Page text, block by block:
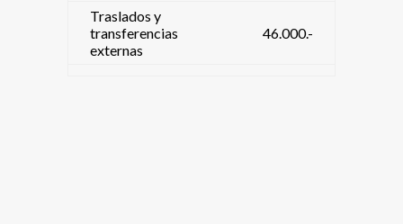
Traslados y
transferencias
externas
46.000.-